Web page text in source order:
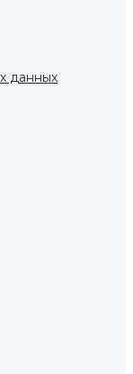
данных